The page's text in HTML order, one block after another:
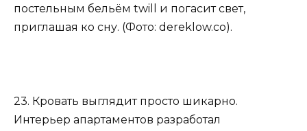
постельным бельём twill и погасит свет,
приглашая ко сну. (Фото: dereklow.co).
23. Кровать выглядит просто шикарно.
Интерьер апартаментов разработал